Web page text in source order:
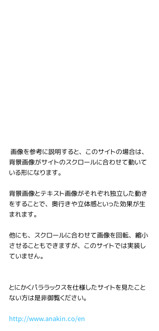
背景画像がサイトのスクロールに合わせて動いて
いる形になります。
背景画像とテキスト画像がそれぞれ独立した動き
をすることで、奥行きや立体感といった効果が生
まれます。
他にも、スクロールに合わせて画像を回転、縮小
させることもできますが、このサイトでは実装し
ていません。
とにかくパララックスを仕様したサイトを見たこと
ない方は是非御覧ください。
http://www.anakin.co/en